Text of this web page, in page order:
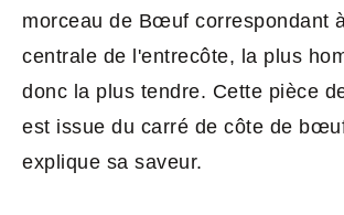
morceau de Bœuf correspondant
centrale de l'entrecôte, la plus
donc la plus tendre. Cette pièce
est issue du carré de côte de
explique sa saveur.